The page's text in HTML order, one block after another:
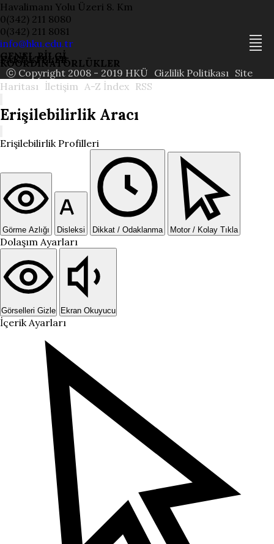
Havalimanı Yolu Üzeri 8. Km
0(342) 211 8080
0(342) 211 8081
info@hku.edu.tr
GENEL BİLGİ
FAKÜLTELER
KOORDİNATÖRLÜKLER
ⓒ Copyright 2008 - 2019 HKÜ Gizlilik Politikası Site
Haritası İletişim A-Z İndex RSS
Erişilebilirlik Aracı
Erişilebilirlik Profilleri
Görme Azlığı Disleksi Dikkat / Odaklanma Motor / Kolay Tıkla
Dolaşım Ayarları
Görselleri Gizle Ekran Okuyucu
İçerik Ayarları